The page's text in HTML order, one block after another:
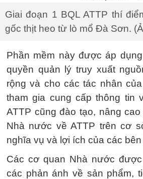
Giai đoạn 1 BQL ATTP thí
gốc thịt heo từ lò mổ Đà Sơn.
Phần mềm này được áp
quyền quản lý truy xuất
rộng và cho các tác nhân
tham gia cung cấp thông tin
ATTP cũng đào tạo, nâng
Nhà nước về ATTP trên cơ
nghĩa vụ và lợi ích của các bên
Các cơ quan Nhà nước
các phản ánh về sản phẩm,